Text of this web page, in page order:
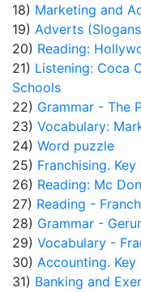
18) Marketing and
19) Adverts
20) Reading:
21) Listening: Coca
Schools
22) Grammar - The
23) Vocabulary:
24) Word puzzle
25) Franchising.
26) Reading: Mc
27) Reading -
28) Grammar -
29) Vocabulary -
30) Accounting.
31) Banking and